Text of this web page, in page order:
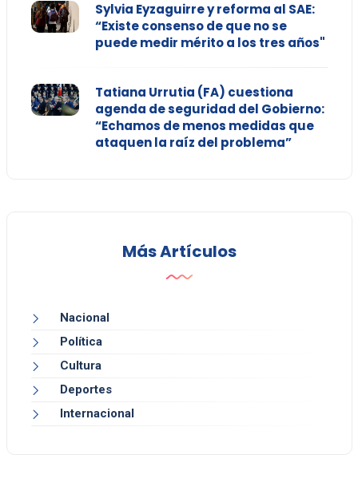
Sylvia Eyzaguirre y reforma al SAE:
“Existe consenso de que no se
puede medir mérito a los tres años"
Tatiana Urrutia (FA) cuestiona
agenda de seguridad del Gobierno:
“Echamos de menos medidas que
ataquen la raíz del problema”
Más Artículos
Nacional
Política
Cultura
Deportes
Internacional